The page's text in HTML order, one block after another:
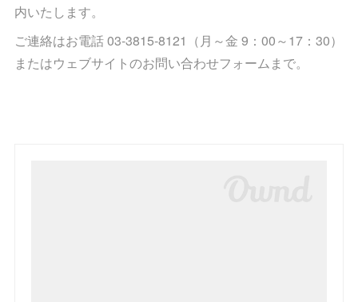
内いたします。
ご連絡はお電話 03-3815-8121（月～金 9：00～17：30）
またはウェブサイトのお問い合わせフォームまで。